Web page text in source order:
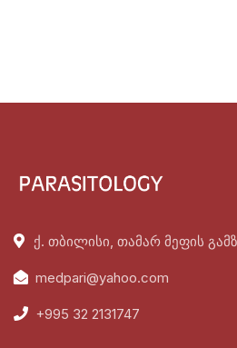
ქ. თბილისი, თამარ მეფის
medpari@yahoo.com
+995 32 2131747